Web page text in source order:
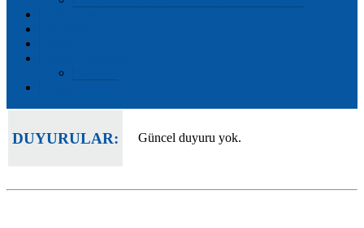
DUYURULAR: Güncel duyuru yok.